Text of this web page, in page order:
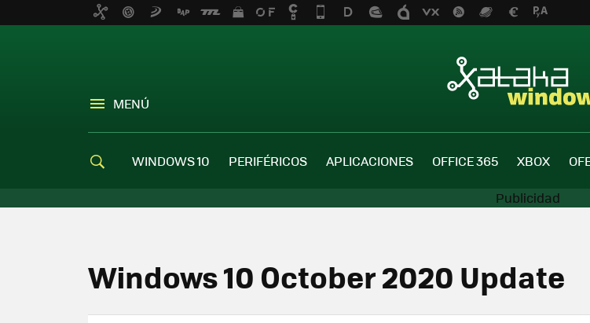
MENÚ
WINDOWS 10 PERIFÉRICOS APLICACIONES OFFICE 365 XBOX
Windows 10 October 2020 Update